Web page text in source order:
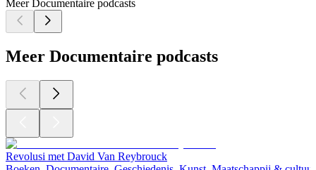
Meer Documentaire podcasts
Meer Documentaire podcasts
Revolusi met David Van Reybrouck